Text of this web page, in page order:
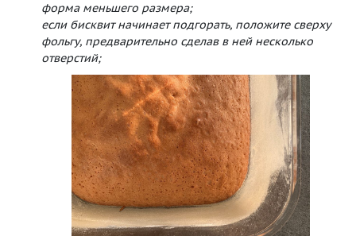
форма меньшего размера;
если бисквит начинает подгорать, положите сверху
фольгу, предварительно сделав в ней несколько
отверстий;